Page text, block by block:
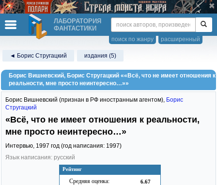
ЛАБОРАТОРИЯ
ФАНТАСТИКИ
расширенный
поиск по жанру
◄ Борис Стругацкий издания (5)
Борис Вишневский, Борис Стругацкий ««Всё, что не имеет отношения к
реальности, мне просто неинтересно…»»
Рейтинг
Средняя оценка: 6.67
Борис Вишневский (признан в РФ иностранным агентом), Борис
Стругацкий
«Всё, что не имеет отношения к реальности,
мне просто неинтересно…»
Интервью, 1997 год (год написания: 1997)
Язык написания: русский